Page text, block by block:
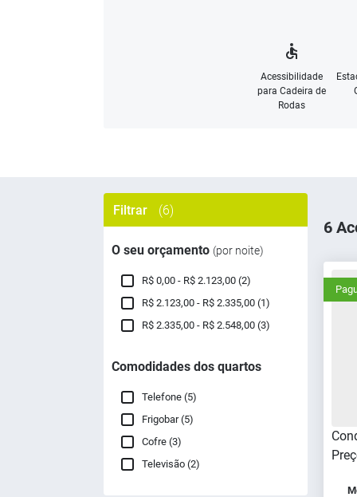
Acessibilidade
para Cadeira de
Rodas
Filtrar (6)
O seu orçamento (por noite)
R$ 0,00 - R$ 2.123,00 (2)
R$ 2.123,00 - R$ 2.335,00 (1)
R$ 2.335,00 - R$ 2.548,00 (3)
Comodidades dos quartos
Telefone (5)
Frigobar (5)
Cofre (3)
Televisão (2)
6